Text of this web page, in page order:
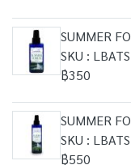
SUMMER
SKU :
฿350
SUMMER
SKU :
฿550